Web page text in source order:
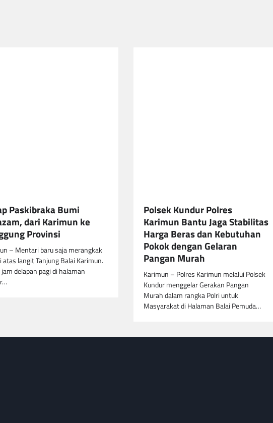
Paskibraka Bumi
dari Karimun ke
Provinsi
– Mentari baru saja merangkak
atas langit Tanjung Balai Karimun.
jam delapan pagi di halaman
Polsek Kundur Polres
Karimun Bantu Jaga Stabilitas
Harga Beras dan Kebutuhan
Pokok dengan Gelaran
Pangan Murah
Karimun – Polres Karimun melalui Polsek
Kundur menggelar Gerakan Pangan
Murah dalam rangka Polri untuk
Masyarakat di Halaman Balai Pemuda…